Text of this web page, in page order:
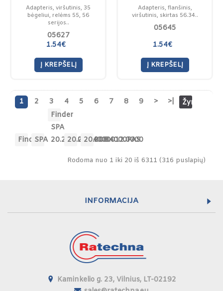
Adapteris, viršutinis, 35
bėgeliui, relėms 55, 56
serijos..
05627
1.54€
Į KREPŠELĮ
Adapteris, flanšinis,
viršutinis, skirtas 56.34..
05645
1.54€
Į KREPŠELĮ
1 2 3 4 5 6 7 8 9 > >| Žymės:
Finder
, SPA,
Finder
SPA
20.21.8.008.4000
, 20.21.8.008.4000PAS
, 20.21.8.012.0000
Rodoma nuo 1 iki 20 iš 6311 (316 puslapių)
INFORMACIJA
Kaminkelio g. 23, Vilnius, LT-02192